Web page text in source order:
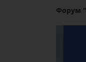
Форум